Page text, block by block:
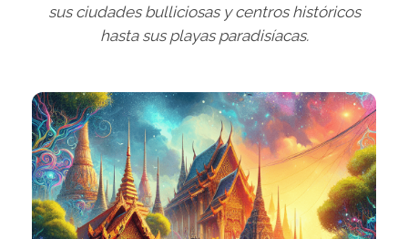
sus ciudades bulliciosas y centros históricos
hasta sus playas paradisíacas.